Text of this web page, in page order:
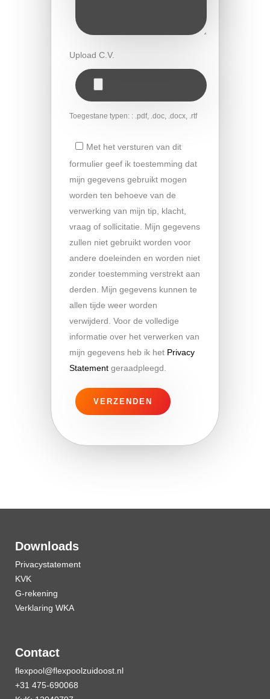
Upload C.V.
Toegestane typen: : .pdf, .doc, .docx, .rtf
Met het versturen van dit
formulier geef ik toestemming dat
mijn gegevens gebruikt mogen
worden ten behoeve van de
verwerking van mijn tip, klacht,
vraag of sollicitatie. Mijn gegevens
zullen niet gebruikt worden voor
andere doeleinden en worden niet
zonder toestemming verstrekt aan
derden. Mijn gegevens kunnen te
allen tijde weer worden
verwijderd. Voor de volledige
informatie over het verwerken van
mijn gegevens heb ik het Privacy
Statement geraadpleegd.
Downloads
Privacystatement
KVK
G-rekening
Verklaring WKA
Contact
flexpool@flexpoolzuidoost.nl
+31 475-690068